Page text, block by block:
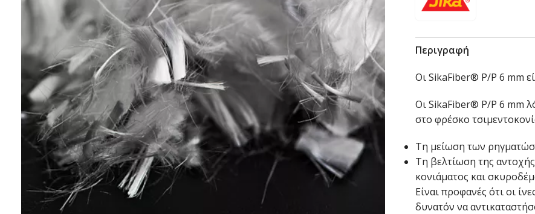
Περιγραφή
Οι SikaFiber® P/P 6 mm
Οι SikaFiber® P/P 6 mm
στο φρέσκο
Τη μείωση των
Τη βελτίωση της
κονιάματος και
Είναι προφανές ότι οι
δυνατόν να